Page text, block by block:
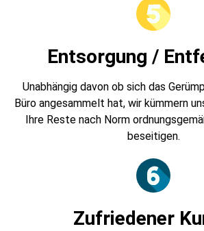
Entsorgung /
Unabhängig davon ob sich das
Büro angesammelt hat, wir kümmern
Ihre Reste nach Norm
beseitigen.
Zufriedener